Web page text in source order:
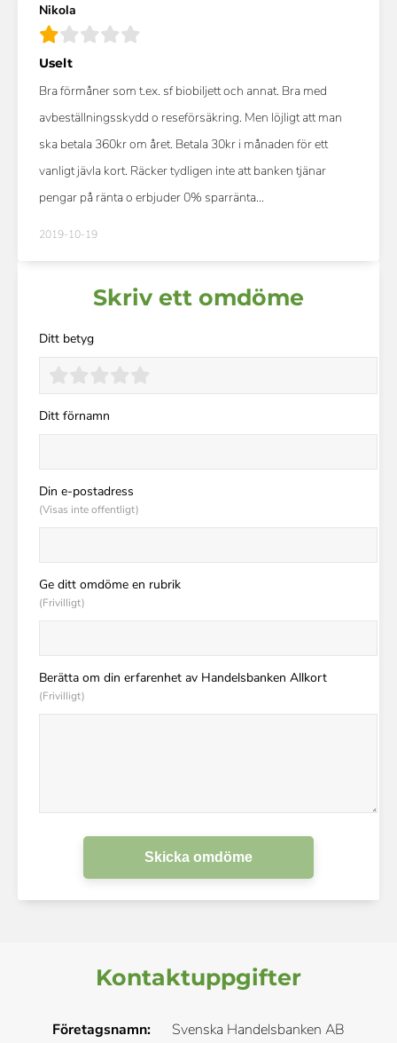
Nikola
Uselt
Bra förmåner som t.ex. sf biobiljett och annat. Bra med
avbeställningsskydd o reseförsäkring. Men löjligt att man
ska betala 360kr om året. Betala 30kr i månaden för ett
vanligt jävla kort. Räcker tydligen inte att banken tjänar
pengar på ränta o erbjuder 0% sparränta...
2019-10-19
Skriv ett omdöme
Ditt betyg
Ditt förnamn
Din e-postadress
(Visas inte offentligt)
Ge ditt omdöme en rubrik
(Frivilligt)
Berätta om din erfarenhet av Handelsbanken Allkort
(Frivilligt)
Skicka omdöme
Kontaktuppgifter
Företagsnamn: Svenska Handelsbanken AB